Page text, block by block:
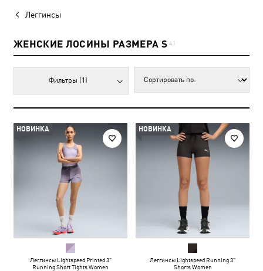
Леггинсы
ЖЕНСКИЕ ЛОСИНЫ РАЗМЕРА S 41
Фильтры (1)
НОВИНКА
Леггинсы Lightspeed Printed 3"
Running Short Tights Women
НОВИНКА
Леггинсы Lightspeed Running 3"
Shorts Women